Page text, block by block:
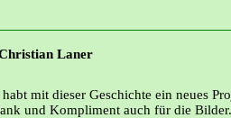
Laner
mit dieser Geschichte ein neues
und Kompliment auch für die Bilder.